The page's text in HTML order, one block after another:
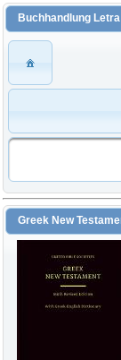
Buchhandlung Letra